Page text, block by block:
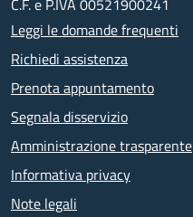
Leggi le domande frequenti
Richiedi assistenza
Prenota appuntamento
Segnala disservizio
Amministrazione trasparente
Informativa privacy
Note legali